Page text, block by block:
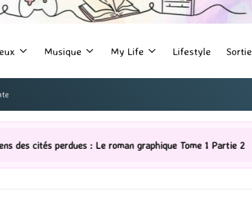
Musique My Life Lifestyle
: Le roman graphique Tome 1 Partie 2